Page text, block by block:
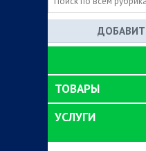
ТОВАРЫ
УСЛУГИ